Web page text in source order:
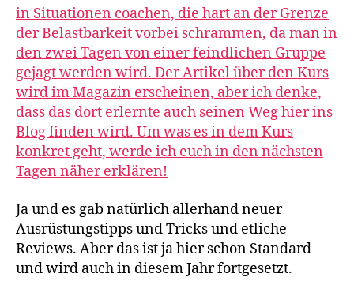
in Situationen coachen, die hart an der Grenze
der Belastbarkeit vorbei schrammen, da man in
den zwei Tagen von einer feindlichen Gruppe
gejagt werden wird. Der Artikel über den Kurs
wird im Magazin erscheinen, aber ich denke,
dass das dort erlernte auch seinen Weg hier ins
Blog finden wird. Um was es in dem Kurs
konkret geht, werde ich euch in den nächsten
Tagen näher erklären!
Ja und es gab natürlich allerhand neuer
Ausrüstungstipps und Tricks und etliche
Reviews. Aber das ist ja hier schon Standard
und wird auch in diesem Jahr fortgesetzt.